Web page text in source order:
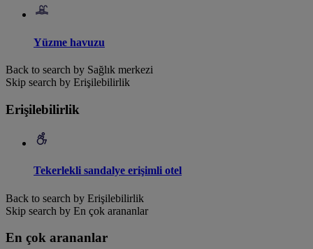
Yüzme havuzu
Back to search by Sağlık merkezi
Skip search by Erişilebilirlik
Erişilebilirlik
Tekerlekli sandalye erişimli otel
Back to search by Erişilebilirlik
Skip search by En çok arananlar
En çok arananlar